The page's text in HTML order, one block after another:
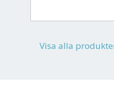
Visa alla